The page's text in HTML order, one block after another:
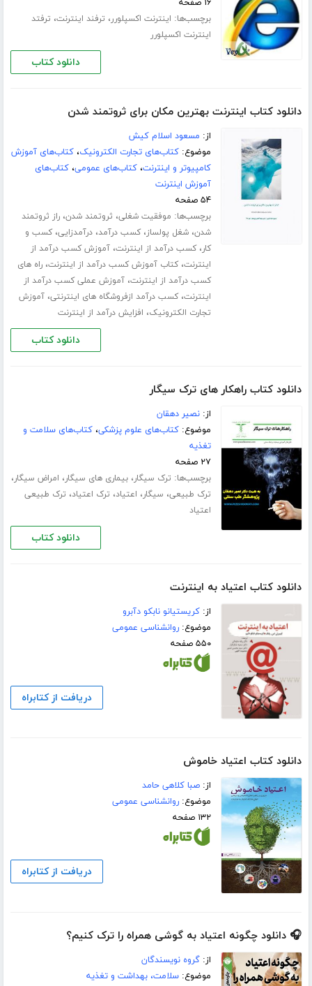
۱۶ صفحه
برچسب‌ها: اینترنت اکسپلورر، ترفند اینترنت، ترفتد
اینترنت اکسپلورر
دانلود کتاب
دانلود کتاب اینترنت بهترین مکان برای ثروتمند شدن
از: مسعود اسلام کیش
موضوع:کتاب‌های تجارت الکترونیک،کتاب‌های آموزش
کامپیوتر و اینترنت،کتاب‌های عمومی،کتاب‌های
آموزش اینترنت
۵۴ صفحه
برچسب‌ها: موفقیت شغلی، ثروتمند شدن،راز ثروتمند
شدن،شغل پولساز،کسب درآمد،درآمدزایی،کسب و
کار،کسب درآمد از اینترنت،آموزش کسب درآمد از
اینترنت،کتاب آموزش کسب درآمد از اینترنت،راه های
کسب درآمد از اینترنت،آموزش عملی کسب درآمد از
اینترنت،کسب درآمد ازفروشگاه های اینترنتی،آموزش
تجارت الکترونیک، افزایش درآمد از اینترنت
دانلود کتاب
دانلود کتاب راهکار های ترک سیگار
از:نصیر دهقان
موضوع:کتاب‌های علوم پزشکی،کتاب‌های سلامت و
تغذیه
۲۷ صفحه
برچسب‌ها: ترک سیگار،بیماری های سیگار، امراض سیگار،
ترک طبیعی، سیگار، اعتیاد، ترک اعتیاد، ترک طبیعی
اعتیاد
دانلود کتاب
دانلود کتاب اعتیاد به اینترنت
از:کریستیانو نابکو دآبرو
موضوع:روانشناسی عمومی
۵۵۰ صفحه
دریافت از کتابراه
دانلود کتاب اعتیاد خاموش
از:صبا کلاهی حامد
موضوع:روانشناسی عمومی
۱۳۲ صفحه
دریافت از کتابراه
🎧 دانلود چگونه اعتیاد به گوشی همراه را ترک کنیم؟
از:گروه نویسندگان
موضوع:سلامت، بهداشت و تغذیه